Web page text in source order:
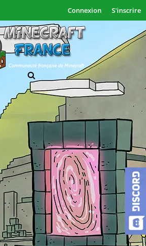
Connexion S'inscrire